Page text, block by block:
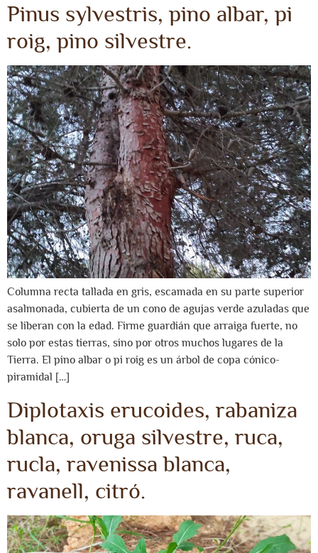
Pinus sylvestris, pino albar, pi
roig, pino silvestre.
Columna recta tallada en gris, escamada en su parte superior
asalmonada, cubierta de un cono de agujas verde azuladas que
se liberan con la edad. Firme guardián que arraiga fuerte, no
solo por estas tierras, sino por otros muchos lugares de la
Tierra. El pino albar o pi roig es un árbol de copa cónico-
piramidal […]
Diplotaxis erucoides, rabaniza
blanca, oruga silvestre, ruca,
rucla, ravenissa blanca,
ravanell, citró.